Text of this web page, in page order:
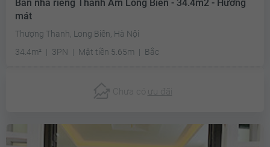
Bán nhà riêng Thanh Am Long Biên - 34.4m2 - Hướng
mát
Thượng Thanh, Long Biên, Hà Nội
34.4m²
3PN Mặt tiền 5.65m Bắc
Chưa có ưu đãi